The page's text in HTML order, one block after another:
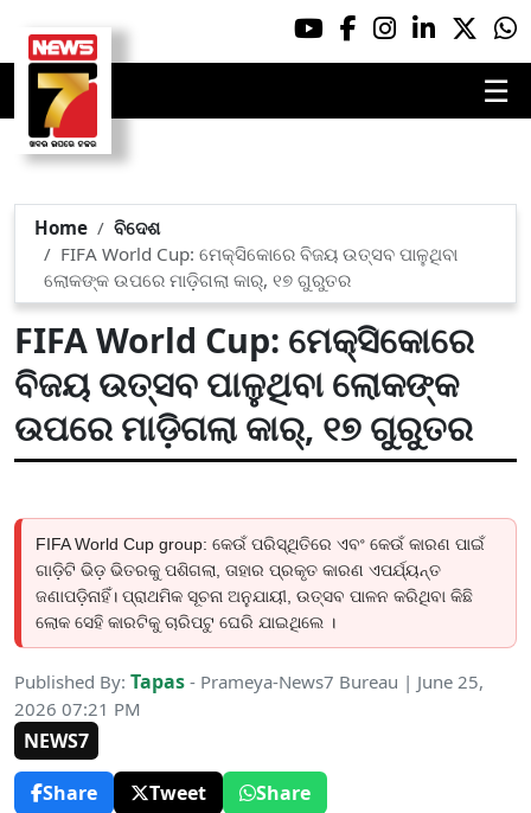
☰
Home
ବିଦେଶ
FIFA World Cup: ମେକ୍ସିକୋରେ ବିଜୟ ଉତ୍ସବ ପାଳୁଥିବା
ଲୋକଙ୍କ ଉପରେ ମାଡ଼ିଗଲା କାର୍, ୧୭ ଗୁରୁତର
FIFA World Cup: ମେକ୍ସିକୋରେ
ବିଜୟ ଉତ୍ସବ ପାଳୁଥିବା ଲୋକଙ୍କ
ଉପରେ ମାଡ଼ିଗଲା କାର୍, ୧୭ ଗୁରୁତର
FIFA World Cup group: କେଉଁ ପରିସ୍ଥିତିରେ ଏବଂ କେଉଁ କାରଣ ପାଇଁ
ଗାଡ଼ିଟି ଭିଡ଼ ଭିତରକୁ ପଶିଗଲା, ତାହାର ପ୍ରକୃତ କାରଣ ଏପର୍ଯ୍ୟନ୍ତ
ଜଣାପଡ଼ିନାହିଁ। ପ୍ରାଥମିକ ସୂଚନା ଅନୁଯାୟୀ, ଉତ୍ସବ ପାଳନ କରିଥିବା କିଛି
ଲୋକ ସେହି କାରଟିକୁ ଚାରିପଟୁ ଘେରି ଯାଇଥିଲେ ।
Published By: Tapas - Prameya-News7 Bureau | June 25,
2026 07:21 PM
NEWS7
Share
Tweet Share